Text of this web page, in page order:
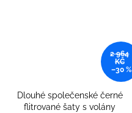
2 964
KČ
–30 %
Dlouhé společenské černé
flitrované šaty s volány